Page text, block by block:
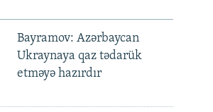
Bayramov: Azərbaycan
Ukraynaya qaz tədarük
etməyə hazırdır